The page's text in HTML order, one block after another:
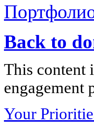
Back to
This content
engagement
Your